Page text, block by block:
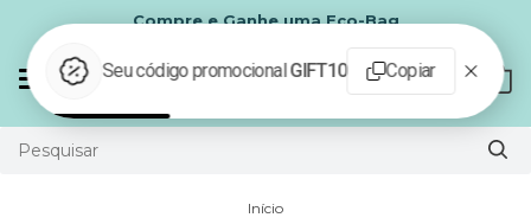
Compre e Ganhe uma Eco-Bag
Mudar
Início